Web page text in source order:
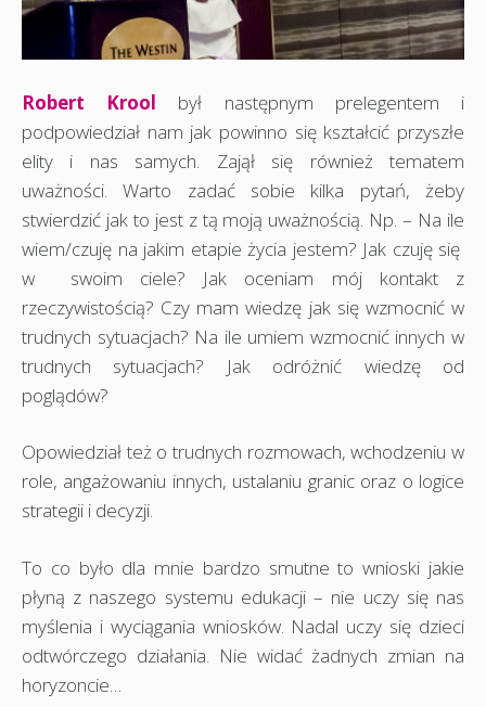
Robert Krool był następnym prelegentem i
podpowiedział nam jak powinno się kształcić przyszłe
elity i nas samych. Zajął się również tematem
uważności. Warto zadać sobie kilka pytań, żeby
stwierdzić jak to jest z tą moją uważnością. Np. – Na ile
wiem/czuję na jakim etapie życia jestem? Jak czuję się
w swoim ciele? Jak oceniam mój kontakt z
rzeczywistością? Czy mam wiedzę jak się wzmocnić w
trudnych sytuacjach? Na ile umiem wzmocnić innych w
trudnych sytuacjach? Jak odróżnić wiedzę od
poglądów?
Opowiedział też o trudnych rozmowach, wchodzeniu w
role, angażowaniu innych, ustalaniu granic oraz o logice
strategii i decyzji.
To co było dla mnie bardzo smutne to wnioski jakie
płyną z naszego systemu edukacji – nie uczy się nas
myślenia i wyciągania wniosków. Nadal uczy się dzieci
odtwórczego działania. Nie widać żadnych zmian na
horyzoncie…